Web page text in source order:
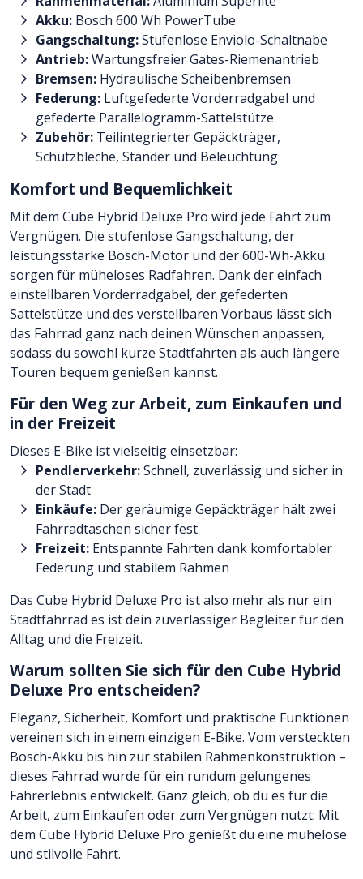
Akku: Bosch 600 Wh PowerTube
Gangschaltung:Stufenlose Enviolo-Schaltnabe
Antrieb:Wartungsfreier Gates-Riemenantrieb
Bremsen: Hydraulische Scheibenbremsen
Federung: Luftgefederte Vorderradgabel und
gefederte Parallelogramm-Sattelstütze
Zubehör: Teilintegrierter Gepäckträger,
Schutzbleche, Ständer und Beleuchtung
Komfort und Bequemlichkeit
Mit dem Cube Hybrid Deluxe Pro wird jede Fahrt zum
Vergnügen. Die stufenlose Gangschaltung, der
leistungsstarke Bosch-Motor und der 600-Wh-Akku
sorgen für müheloses Radfahren. Dank der einfach
einstellbaren Vorderradgabel, der gefederten
Sattelstütze und des verstellbaren Vorbaus lässt sich
das Fahrrad ganz nach deinen Wünschen anpassen,
sodass du sowohl kurze Stadtfahrten als auch längere
Touren bequem genießen kannst.
Für den Weg zur Arbeit, zum Einkaufen und
in der Freizeit
Dieses E-Bike ist vielseitig einsetzbar:
Pendlerverkehr:Schnell, zuverlässig und sicher in
der Stadt
Einkäufe: Der geräumige Gepäckträger hält zwei
Fahrradtaschen sicher fest
Freizeit: Entspannte Fahrten dank komfortabler
Federung und stabilem Rahmen
Das Cube Hybrid Deluxe Pro ist also mehr als nur ein
Stadtfahrrad es ist dein zuverlässiger Begleiter für den
Alltag und die Freizeit.
Warum sollten Sie sich für den Cube Hybrid
Deluxe Pro entscheiden?
Eleganz, Sicherheit, Komfort und praktische Funktionen
vereinen sich in einem einzigen E-Bike. Vom versteckten
Bosch-Akku bis hin zur stabilen Rahmenkonstruktion –
dieses Fahrrad wurde für ein rundum gelungenes
Fahrerlebnis entwickelt. Ganz gleich, ob du es für die
Arbeit, zum Einkaufen oder zum Vergnügen nutzt: Mit
dem Cube Hybrid Deluxe Pro genießt du eine mühelose
und stilvolle Fahrt.